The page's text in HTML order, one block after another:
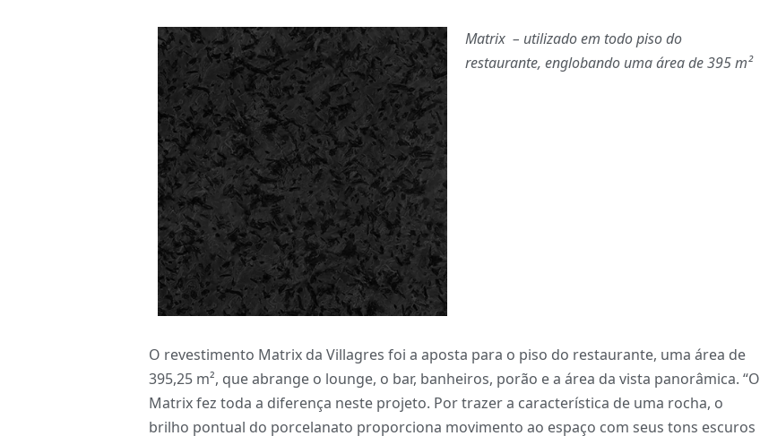
Matrix – utilizado em todo piso do
restaurante, englobando uma área de 395 m²
O revestimento Matrix da Villagres foi a aposta para o piso do restaurante, uma área de
395,25 m², que abrange o lounge, o bar, banheiros, porão e a área da vista panorâmica. “O
Matrix fez toda a diferença neste projeto. Por trazer a característica de uma rocha, o
brilho pontual do porcelanato proporciona movimento ao espaço com seus tons escuros